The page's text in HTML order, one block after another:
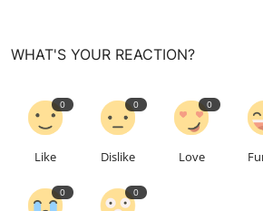
WHAT'S YOUR REACTION?
0
Like
0
Dislike
0
Love
0 0